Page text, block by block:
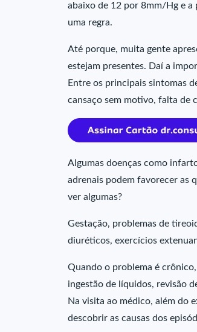
abaixo de 12 por 8mm/Hg e a
uma regra.
Até porque, muita gente
estejam presentes. Daí a
Entre os principais sintomas
cansaço sem motivo, falta de
Algumas doenças como
adrenais podem favorecer as
ver algumas?
Gestação, problemas de
diuréticos, exercícios
Quando o problema é
ingestão de líquidos, revisão
Na visita ao médico, além do
descobrir as causas dos